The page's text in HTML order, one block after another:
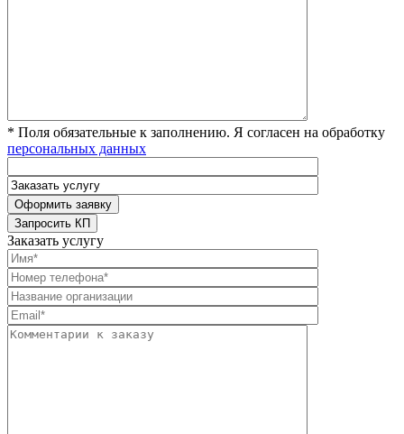
* Поля обязательные к заполнению. Я согласен на обработку
персональных данных
Заказать услугу